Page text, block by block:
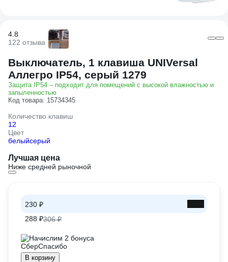
4.8
122 отзыва
Выключатель, 1 клавиша UNIVersal
Аллегро IP54, серый 1279
Защита IP54 – подходит для помещений с высокой влажностью и
запыленностью
Код товара: 15734345
Количество клавиш
1 2
Цвет
белыйсерый
Лучшая цена
Ниже средней рыночной
230 ₽
288 ₽306 ₽
Начислим 2 бонуса
В корзину